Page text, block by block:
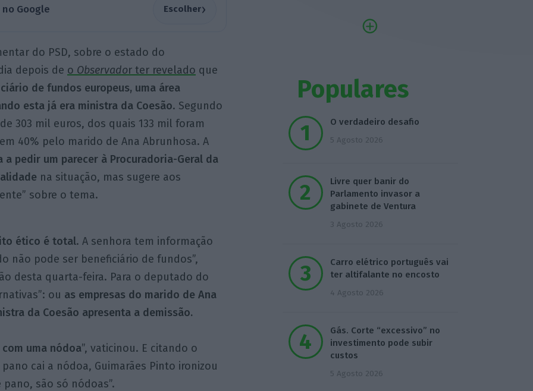
Google Escolher›
do PSD, sobre o estado do
depois de o Observador ter revelado que
de fundos europeus, uma área
esta já era ministra da Coesão. Segundo
303 mil euros, dos quais 133 mil foram
40% pelo marido de Ana Abrunhosa. A
a pedir um parecer à Procuradoria-Geral da
na situação, mas sugere aos
sobre o tema.
ético é total. A senhora tem informação
não pode ser beneficiário de fundos”,
desta quarta-feira. Para o deputado do
ou as empresas do marido de Ana
da Coesão apresenta a demissão.
uma nódoa”, vaticinou. E citando o
cai a nódoa, Guimarães Pinto ironizou
são só nódoas”.
Populares
O verdadeiro desafio
5 Agosto 2026
Livre quer banir do
Parlamento invasor a
gabinete de Ventura
3 Agosto 2026
Carro elétrico português vai
ter altifalante no encosto
4 Agosto 2026
Gás. Corte “excessivo” no
investimento pode subir
custos
5 Agosto 2026